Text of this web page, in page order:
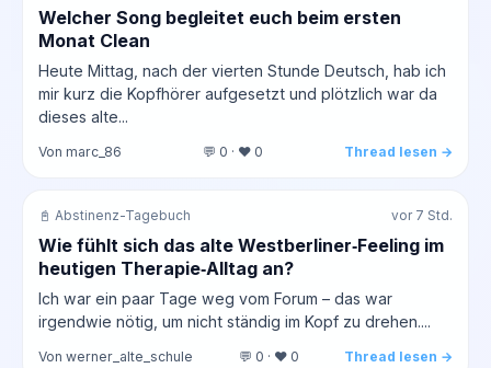
Welcher Song begleitet euch beim ersten
Monat Clean
Heute Mittag, nach der vierten Stunde Deutsch, hab ich
mir kurz die Kopfhörer aufgesetzt und plötzlich war da
dieses alte...
Von marc_86 💬 0 · ❤️ 0 Thread lesen →
📓 Abstinenz-Tagebuch vor 7 Std.
Wie fühlt sich das alte Westberliner‑Feeling im
heutigen Therapie‑Alltag an?
Ich war ein paar Tage weg vom Forum – das war
irgendwie nötig, um nicht ständig im Kopf zu drehen....
Von werner_alte_schule 💬 0 · ❤️ 0 Thread lesen →